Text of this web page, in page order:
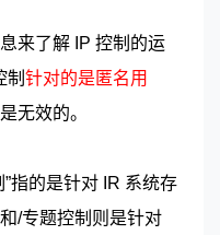
来了解 IP 控制的运
制 针对的是匿名用
无效的。
指的是针对 IR 系统存
/专题控制则是针对